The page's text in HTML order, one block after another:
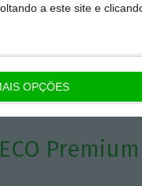
a este site e
OPÇÕES
Premium